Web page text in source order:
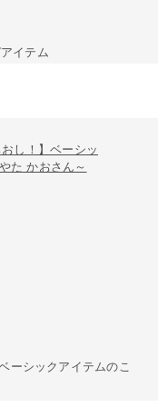
イテム
ーシックアイテムのこ